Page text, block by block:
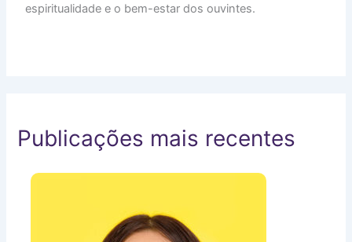
espiritualidade e o bem-estar dos ouvintes.
Publicações mais recentes